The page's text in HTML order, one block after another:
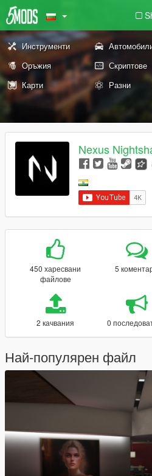
Инструменти
Оръжия Скриптове
Карти
Разни
Nexus
450 харесвани
файлове
5
2 качвания 0
Най-популярен файл